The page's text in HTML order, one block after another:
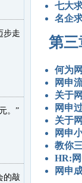
步走
。”
的敲
七大
名企
第三
何为
网申
关于
网申
关于
网申
教你
HR:
网申